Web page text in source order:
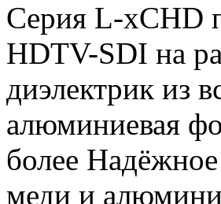
Серия L-xСHD
HDTV-SDI на
диэлектрик из
алюминиевая
более
меди и